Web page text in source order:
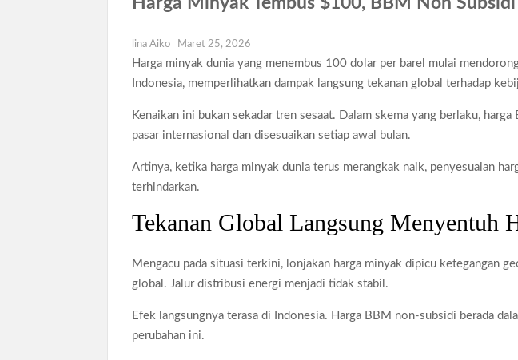
Dokter Ungkap Dampak Padel pada Cedera Kaki 2026
Sidang MK Bahas Tanggung Jawab Maskapai Saat Delay
Box Office Hollywood 2026 Tembus 4 Film Rp18 Triliun
lina Aiko Maret 25, 2026
Harga minyak dunia yang menembus 100 dolar per barel mulai
Indonesia, memperlihatkan dampak langsung tekanan global terhadap
Kenaikan ini bukan sekadar tren sesaat. Dalam skema yang berlaku,
pasar internasional dan disesuaikan setiap awal bulan.
Artinya, ketika harga minyak dunia terus merangkak naik, penyesuaian
terhindarkan.
Tekanan Global Langsung Menyentuh
Mengacu pada situasi terkini, lonjakan harga minyak dipicu ketegangan
global. Jalur distribusi energi menjadi tidak stabil.
Efek langsungnya terasa di Indonesia. Harga BBM non-subsidi berada
perubahan ini.